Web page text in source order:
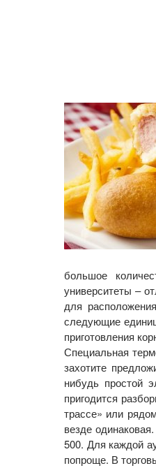
большое
университеты –
для
следующие
приготовления
Специальная
захотите
нибудь простой
пригодится
трассе» или
везде
500. Для каждой
попроще. В